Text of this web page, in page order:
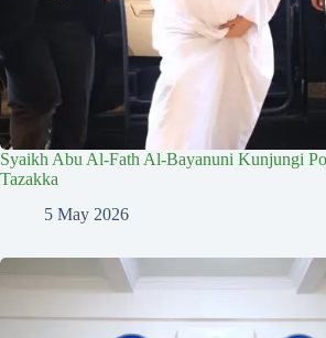
Syaikh Abu Al-Fath Al-Bayanuni Kunjungi
Tazakka
5 May 2026